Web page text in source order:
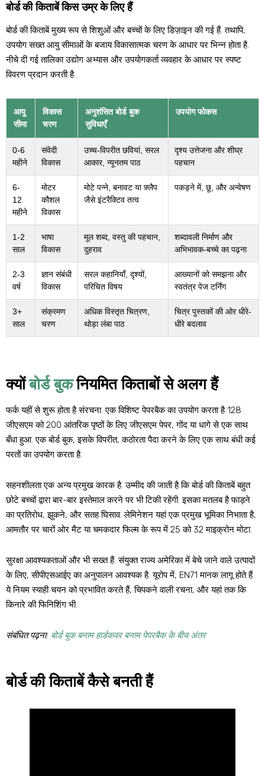
बोर्ड की किताबें किस उम्र के लिए हैं
बोर्ड की किताबें मुख्य रूप से शिशुओं और बच्चों के लिए डिज़ाइन की गई हैं. तथापि,
उपयोग सख्त आयु सीमाओं के बजाय विकासात्मक चरण के आधार पर भिन्न होता है.
नीचे दी गई तालिका उद्योग अभ्यास और उपयोगकर्ता व्यवहार के आधार पर स्पष्ट
विवरण प्रदान करती है.
आयु
सीमा
विकास
चरण
अनुशंसित बोर्ड बुक
सुविधाएँ
उपयोग फोकस
0-6
महीने
संवेदी
विकास
उच्च-विपरीत छवियां, सरल
आकार, न्यूनतम पाठ
दृश्य उत्तेजना और शीघ्र
पहचान
6-
12
महीने
मोटर
कौशल
विकास
मोटे पन्ने, बनावट या फ़्लैप
जैसे इंटरैक्टिव तत्व
पकड़ने में, छू, और अन्वेषण
1-2
साल
भाषा
विकास
मूल शब्द, वस्तु की पहचान,
दुहराव
शब्दावली निर्माण और
अभिभावक-बच्चे का पढ़ना
2-3
वर्ष
ज्ञान संबंधी
विकास
सरल कहानियाँ, दृश्यों,
परिचित विषय
आख्यानों को समझना और
स्वतंत्र पेज टर्निंग
3+
साल
संक्रमण
चरण
अधिक विस्तृत चित्रण,
थोड़ा लंबा पाठ
चित्र पुस्तकों की ओर धीरे-
धीरे बदलाव
क्योंबोर्ड बुकनियमित किताबों से अलग हैं
फर्क यहीं से शुरू होता हैसंरचना. एक विशिष्ट पेपरबैक का उपयोग करता है 128
जीएसएम को 200 आंतरिक पृष्ठों के लिए जीएसएम पेपर, गोंद या धागे से एक साथ
बँधा हुआ. एक बोर्ड बुक, इसके विपरीत, कठोरता पैदा करने के लिए एक साथ बंधी कई
परतों का उपयोग करता है.
सहनशीलताएक अन्य प्रमुख कारक है. उम्मीद की जाती है कि बोर्ड की किताबें बहुत
छोटे बच्चों द्वारा बार-बार इस्तेमाल करने पर भी टिकी रहेंगी. इसका मतलब है फाड़ने
का प्रतिरोध, झुकने, और सतह घिसाव. लेमिनेशन यहां एक प्रमुख भूमिका निभाता है,
आमतौर पर चारों ओर मैट या चमकदार फिल्म के रूप में 25 को 32 माइक्रोन मोटा.
सुरक्षा आवश्यकताओंऔर भी सख्त हैं. संयुक्त राज्य अमेरिका में बेचे जाने वाले उत्पादों
के लिए, सीपीएसआईए का अनुपालन आवश्यक है. यूरोप में, EN71 मानक लागू होते हैं.
ये नियम स्याही चयन को प्रभावित करते हैं, चिपकने वाली रचना, और यहां तक ​​कि
किनारे की फिनिशिंग भी.
संबंधित पढ़ना: बोर्ड बुक बनाम हार्डकवर बनाम पेपरबैक के बीच अंतर
बोर्ड की किताबें कैसे बनती हैं